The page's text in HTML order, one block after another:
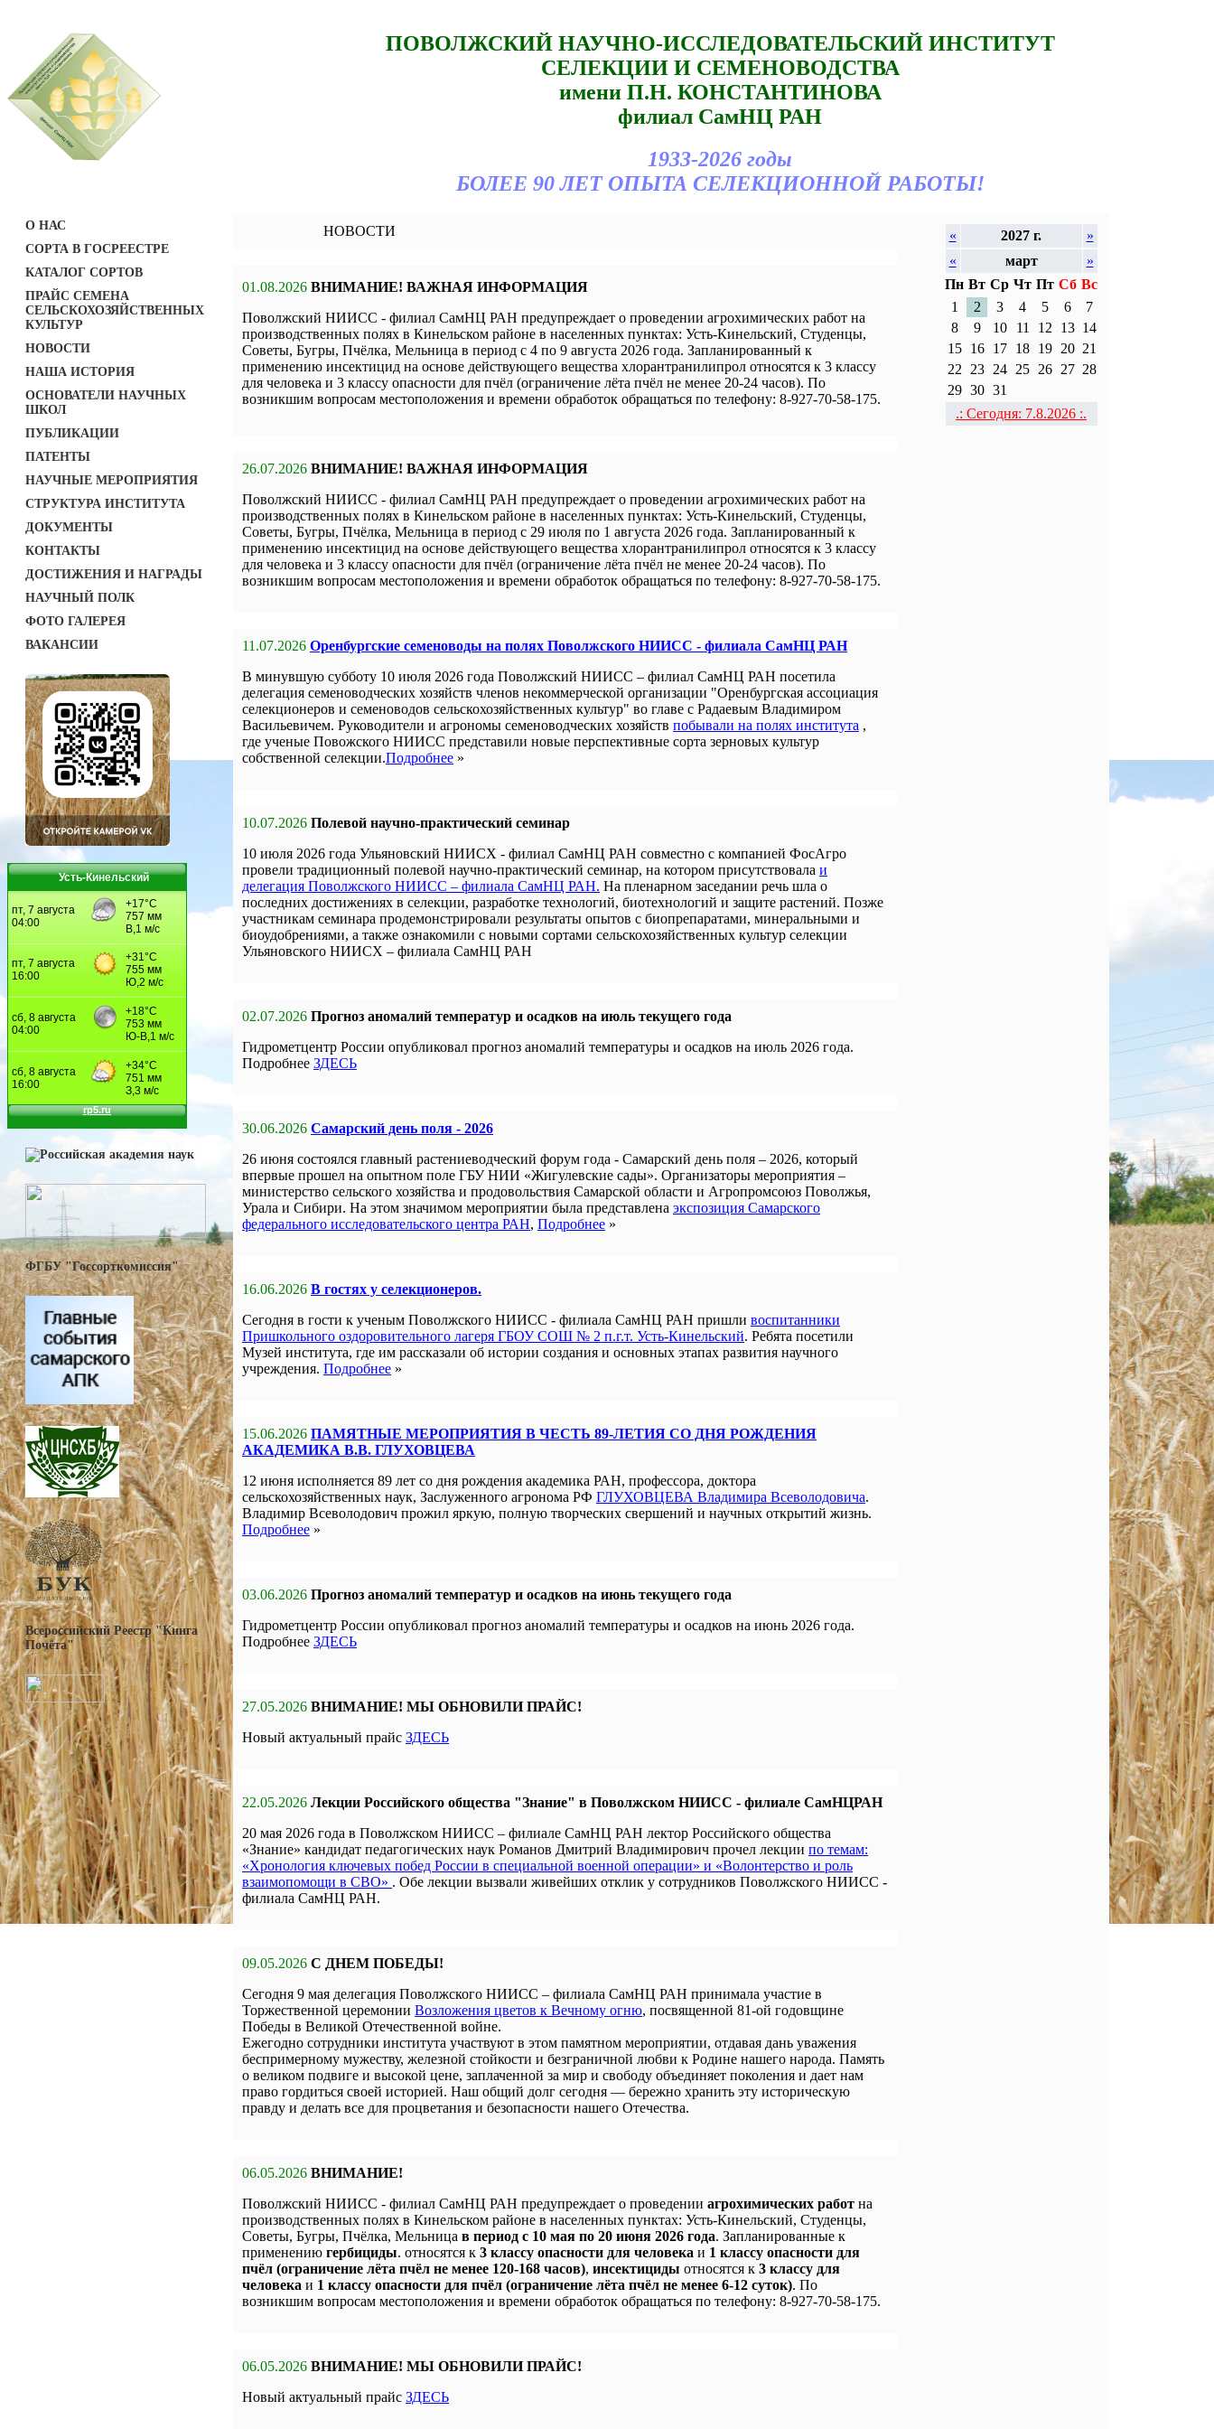
ПОВОЛЖСКИЙ НАУЧНО-ИССЛЕДОВАТЕЛЬСКИЙ ИНСТИТУТ
СЕЛЕКЦИИ И СЕМЕНОВОДСТВА
имени П.Н. КОНСТАНТИНОВА
филиал СамНЦ РАН
1933-2026 годы
БОЛЕЕ 90 ЛЕТ ОПЫТА СЕЛЕКЦИОННОЙ РАБОТЫ!
О НАС
СОРТА В ГОСРЕЕСТРЕ
КАТАЛОГ СОРТОВ
ПРАЙС СЕМЕНА
СЕЛЬСКОХОЗЯЙСТВЕННЫХ
КУЛЬТУР
НОВОСТИ
НАША ИСТОРИЯ
ОСНОВАТЕЛИ НАУЧНЫХ
ШКОЛ
ПУБЛИКАЦИИ
ПАТЕНТЫ
НАУЧНЫЕ МЕРОПРИЯТИЯ
СТРУКТУРА ИНСТИТУТА
ДОКУМЕНТЫ
КОНТАКТЫ
ДОСТИЖЕНИЯ И НАГРАДЫ
НАУЧНЫЙ ПОЛК
ФОТО ГАЛЕРЕЯ
ВАКАНСИИ
Усть-Кинельский
ФГБУ "Госсорткомиссия"
Всероссийский Реестр "Книга
Почёта"
НОВОСТИ « 2027 г.
»
«
март
»
Пн Вт Ср Чт Пт Сб Вс
1
2 3 4 5 6
7
8
9 10 11 12 13 14
15
16 17 18 19 20 21
22
23 24 25 26 27 28
29 30 31
.: Сегодня: 7.8.2026 :.
01.08.2026 ВНИМАНИЕ! ВАЖНАЯ ИНФОРМАЦИЯ
Поволжский НИИСС - филиал СамНЦ РАН предупреждает о проведении агрохимических работ на
производственных полях в Кинельском районе в населенных пунктах: Усть-Кинельский, Студенцы,
Советы, Бугры, Пчёлка, Мельница в период с 4 по 9 августа 2026 года. Запланированный к
применению инсектицид на основе действующего вещества хлорантранилипрол относятся к 3 классу
для человека и 3 классу опасности для пчёл (ограничение лёта пчёл не менее 20-24 часов). По
возникшим вопросам местоположения и времени обработок обращаться по телефону: 8-927-70-58-175.
26.07.2026 ВНИМАНИЕ! ВАЖНАЯ ИНФОРМАЦИЯ
Поволжский НИИСС - филиал СамНЦ РАН предупреждает о проведении агрохимических работ на
производственных полях в Кинельском районе в населенных пунктах: Усть-Кинельский, Студенцы,
Советы, Бугры, Пчёлка, Мельница в период с 29 июля по 1 августа 2026 года. Запланированный к
применению инсектицид на основе действующего вещества хлорантранилипрол относятся к 3 классу
для человека и 3 классу опасности для пчёл (ограничение лёта пчёл не менее 20-24 часов). По
возникшим вопросам местоположения и времени обработок обращаться по телефону: 8-927-70-58-175.
11.07.2026 Оренбургские семеноводы на полях Поволжского НИИСС - филиала СамНЦ РАН
В минувшую субботу 10 июля 2026 года Поволжский НИИСС – филиал СамНЦ РАН посетила
делегация семеноводческих хозяйств членов некоммерческой организации "Оренбургская ассоциация
селекционеров и семеноводов сельскохозяйственных культур" во главе с Радаевым Владимиром
Васильевичем. Руководители и агрономы семеноводческих хозяйств побывали на полях института ,
где ученые Повожского НИИСС представили новые перспективные сорта зерновых культур
собственной селекции.Подробнее »
10.07.2026 Полевой научно-практический семинар
10 июля 2026 года Ульяновский НИИСХ - филиал СамНЦ РАН совместно с компанией ФосАгро
провели традиционный полевой научно-практический семинар, на котором присутствовала и
делегация Поволжского НИИСС – филиала СамНЦ РАН. На пленарном заседании речь шла о
последних достижениях в селекции, разработке технологий, биотехнологий и защите растений. Позже
участникам семинара продемонстрировали результаты опытов с биопрепаратами, минеральными и
биоудобрениями, а также ознакомили с новыми сортами сельскохозяйственных культур селекции
Ульяновского НИИСХ – филиала СамНЦ РАН
02.07.2026 Прогноз аномалий температур и осадков на июль текущего года
Гидрометцентр России опубликовал прогноз аномалий температуры и осадков на июль 2026 года.
Подробнее ЗДЕСЬ
30.06.2026 Самарский день поля - 2026
26 июня состоялся главный растениеводческий форум года - Самарский день поля – 2026, который
впервые прошел на опытном поле ГБУ НИИ «Жигулевские сады». Организаторы мероприятия –
министерство сельского хозяйства и продовольствия Самарской области и Агропромсоюз Поволжья,
Урала и Сибири. На этом значимом мероприятии была представлена экспозиция Самарского
федерального исследовательского центра РАН, Подробнее »
16.06.2026 В гостях у селекционеров.
Сегодня в гости к ученым Поволжского НИИСС - филиала СамНЦ РАН пришли воспитанники
Пришкольного оздоровительного лагеря ГБОУ СОШ № 2 п.г.т. Усть-Кинельский. Ребята посетили
Музей института, где им рассказали об истории создания и основных этапах развития научного
учреждения. Подробнее »
15.06.2026 ПАМЯТНЫЕ МЕРОПРИЯТИЯ В ЧЕСТЬ 89-ЛЕТИЯ СО ДНЯ РОЖДЕНИЯ
АКАДЕМИКА В.В. ГЛУХОВЦЕВА
12 июня исполняется 89 лет со дня рождения академика РАН, профессора, доктора
сельскохозяйственных наук, Заслуженного агронома РФ ГЛУХОВЦЕВА Владимира Всеволодовича.
Владимир Всеволодович прожил яркую, полную творческих свершений и научных открытий жизнь.
Подробнее »
03.06.2026 Прогноз аномалий температур и осадков на июнь текущего года
Гидрометцентр России опубликовал прогноз аномалий температуры и осадков на июнь 2026 года.
Подробнее ЗДЕСЬ
27.05.2026 ВНИМАНИЕ! МЫ ОБНОВИЛИ ПРАЙС!
Новый актуальный прайс ЗДЕСЬ
22.05.2026 Лекции Российского общества "Знание" в Поволжском НИИСС - филиале СамНЦРАН
20 мая 2026 года в Поволжском НИИСС – филиале СамНЦ РАН лектор Российского общества
«Знание» кандидат педагогических наук Романов Дмитрий Владимирович прочел лекции по темам:
«Хронология ключевых побед России в специальной военной операции» и «Волонтерство и роль
взаимопомощи в СВО» . Обе лекции вызвали живейших отклик у сотрудников Поволжского НИИСС -
филиала СамНЦ РАН.
09.05.2026 С ДНЕМ ПОБЕДЫ!
Сегодня 9 мая делегация Поволжского НИИСС – филиала СамНЦ РАН принимала участие в
Торжественной церемонии Возложения цветов к Вечному огню, посвященной 81-ой годовщине
Победы в Великой Отечественной войне.
Ежегодно сотрудники института участвуют в этом памятном мероприятии, отдавая дань уважения
беспримерному мужеству, железной стойкости и безграничной любви к Родине нашего народа. Память
о великом подвиге и высокой цене, заплаченной за мир и свободу объединяет поколения и дает нам
право гордиться своей историей. Наш общий долг сегодня — бережно хранить эту историческую
правду и делать все для процветания и безопасности нашего Отечества.
06.05.2026 ВНИМАНИЕ!
Поволжский НИИСС - филиал СамНЦ РАН предупреждает о проведении агрохимических работ на
производственных полях в Кинельском районе в населенных пунктах: Усть-Кинельский, Студенцы,
Советы, Бугры, Пчёлка, Мельница в период с 10 мая по 20 июня 2026 года. Запланированные к
применению гербициды. относятся к 3 классу опасности для человека и 1 классу опасности для
пчёл (ограничение лёта пчёл не менее 120-168 часов), инсектициды относятся к 3 классу для
человека и 1 классу опасности для пчёл (ограничение лёта пчёл не менее 6-12 суток). По
возникшим вопросам местоположения и времени обработок обращаться по телефону: 8-927-70-58-175.
06.05.2026 ВНИМАНИЕ! МЫ ОБНОВИЛИ ПРАЙС!
Новый актуальный прайс ЗДЕСЬ